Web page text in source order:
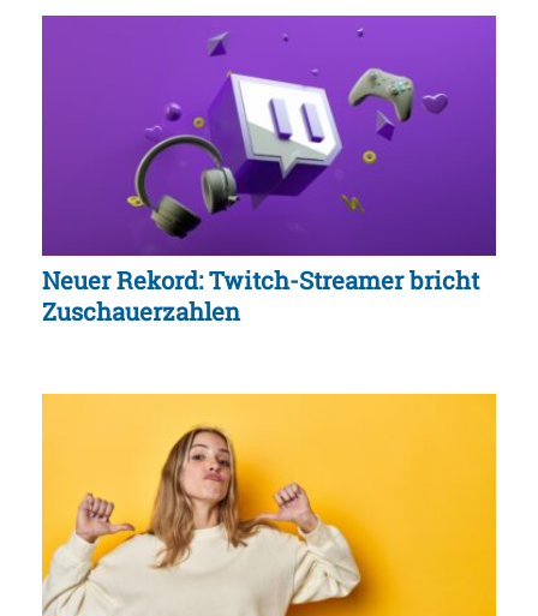
Neuer Rekord: Twitch-Streamer bricht
Zuschauerzahlen